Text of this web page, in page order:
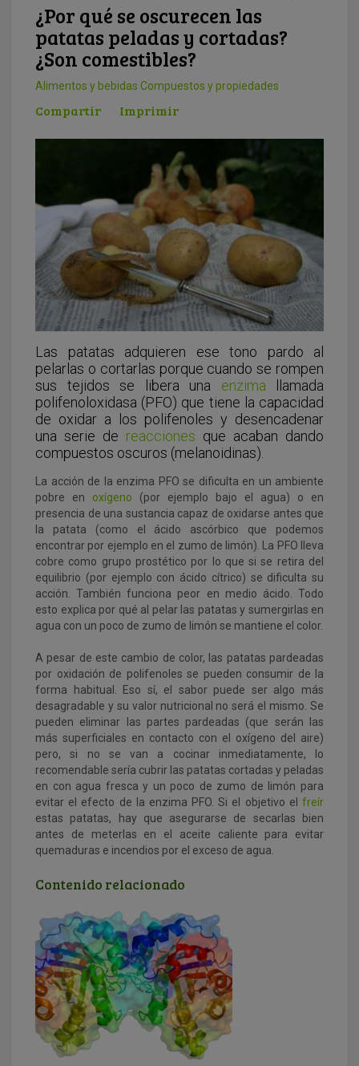
¿Por qué se oscurecen las
patatas peladas y cortadas?
¿Son comestibles?
Alimentos y bebidas Compuestos y propiedades
Compartir Imprimir
Las patatas adquieren ese tono pardo al
pelarlas o cortarlas porque cuando se rompen
sus tejidos se libera una enzima llamada
polifenoloxidasa (PFO) que tiene la capacidad
de oxidar a los polifenoles y desencadenar
una serie de reacciones que acaban dando
compuestos oscuros (melanoidinas).
La acción de la enzima PFO se dificulta en un ambiente
pobre en oxígeno (por ejemplo bajo el agua) o en
presencia de una sustancia capaz de oxidarse antes que
la patata (como el ácido ascórbico que podemos
encontrar por ejemplo en el zumo de limón). La PFO lleva
cobre como grupo prostético por lo que si se retira del
equilibrio (por ejemplo con ácido cítrico) se dificulta su
acción. También funciona peor en medio ácido. Todo
esto explica por qué al pelar las patatas y sumergirlas en
agua con un poco de zumo de limón se mantiene el color.
A pesar de este cambio de color, las patatas pardeadas
por oxidación de polifenoles se pueden consumir de la
forma habitual. Eso sí, el sabor puede ser algo más
desagradable y su valor nutricional no será el mismo. Se
pueden eliminar las partes pardeadas (que serán las
más superficiales en contacto con el oxígeno del aire)
pero, si no se van a cocinar inmediatamente, lo
recomendable sería cubrir las patatas cortadas y peladas
en con agua fresca y un poco de zumo de limón para
evitar el efecto de la enzima PFO. Si el objetivo el freír
estas patatas, hay que asegurarse de secarlas bien
antes de meterlas en el aceite caliente para evitar
quemaduras e incendios por el exceso de agua.
Contenido relacionado